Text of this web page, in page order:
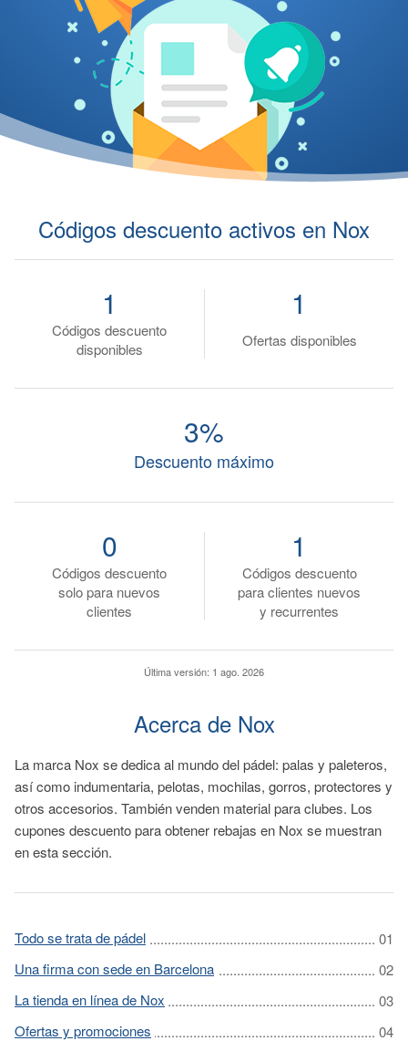
Códigos descuento activos en Nox
Códigos descuento
disponibles
1
Ofertas disponibles
1
Descuento máximo
3%
Códigos descuento
solo para nuevos
clientes
0
Códigos descuento
para clientes nuevos
y recurrentes
1
Última versión: 1 ago. 2026
Acerca de Nox
La marca Nox se dedica al mundo del pádel: palas y paleteros,
así como indumentaria, pelotas, mochilas, gorros, protectores y
otros accesorios. También venden material para clubes. Los
cupones descuento para obtener rebajas en Nox se muestran
en esta sección.
Todo se trata de pádel
Una firma con sede en Barcelona
La tienda en línea de Nox
Ofertas y promociones